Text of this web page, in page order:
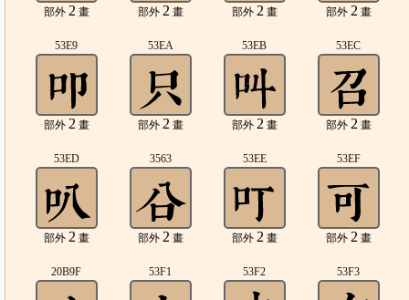
部外 2 畫 部外 2 畫 部外 2 畫 部外 2 畫
53E9
部外 2 畫
53EA
部外 2 畫
53EB
部外 2 畫
53EC
部外 2 畫
53ED
部外 2 畫
3563
部外 2 畫
53EE
部外 2 畫
53EF
部外 2 畫
20B9F 53F1 53F2 53F3